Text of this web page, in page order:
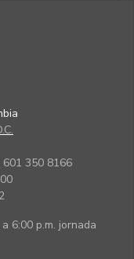
350 8166
6:00 p.m. jornada